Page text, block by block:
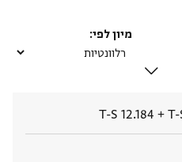
מיון לפי
T-
+
T-S 12.184